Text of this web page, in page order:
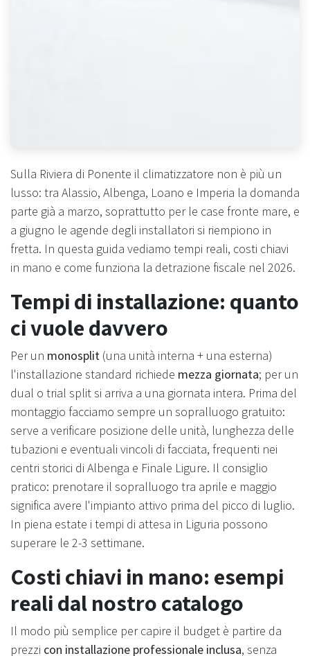
Sulla Riviera di Ponente il climatizzatore non è più un
lusso: tra Alassio, Albenga, Loano e Imperia la domanda
parte già a marzo, soprattutto per le case fronte mare, e
a giugno le agende degli installatori si riempiono in
fretta. In questa guida vediamo tempi reali, costi chiavi
in mano e come funziona la detrazione fiscale nel 2026.
Tempi di installazione: quanto
ci vuole davvero
Per un monosplit (una unità interna + una esterna)
l'installazione standard richiede mezza giornata; per un
dual o trial split si arriva a una giornata intera. Prima del
montaggio facciamo sempre un sopralluogo gratuito:
serve a verificare posizione delle unità, lunghezza delle
tubazioni e eventuali vincoli di facciata, frequenti nei
centri storici di Albenga e Finale Ligure. Il consiglio
pratico: prenotare il sopralluogo tra aprile e maggio
significa avere l'impianto attivo prima del picco di luglio.
In piena estate i tempi di attesa in Liguria possono
superare le 2-3 settimane.
Costi chiavi in mano: esempi
reali dal nostro catalogo
Il modo più semplice per capire il budget è partire da
prezzi con installazione professionale inclusa, senza